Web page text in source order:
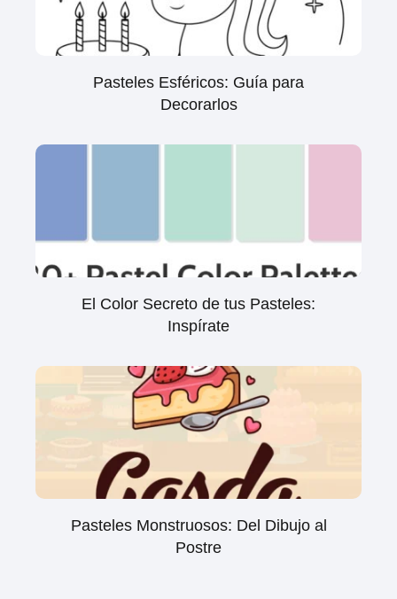
Pasteles Esféricos: Guía para
Decorarlos
El Color Secreto de tus Pasteles:
Inspírate
Pasteles Monstruosos: Del Dibujo al
Postre